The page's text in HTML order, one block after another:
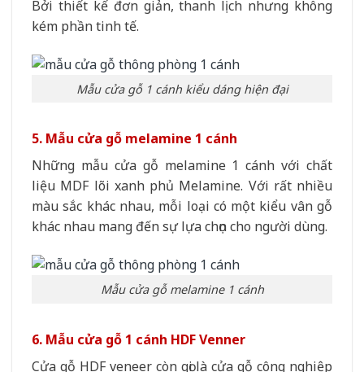
Bởi thiết kế đơn giản, thanh lịch nhưng không
kém phần tinh tế.
Mẫu cửa gỗ 1 cánh kiểu dáng hiện đại
5. Mẫu cửa gỗ melamine 1 cánh
Những mẫu cửa gỗ melamine 1 cánh với chất
liệu MDF lõi xanh phủ Melamine. Với rất nhiều
màu sắc khác nhau, mỗi loại có một kiểu vân gỗ
khác nhau mang đến sự lựa chọn cho người dùng.
Mẫu cửa gỗ melamine 1 cánh
6. Mẫu cửa gỗ 1 cánh HDF Venner
Cửa gỗ HDF veneer còn gọi là cửa gỗ công nghiệp